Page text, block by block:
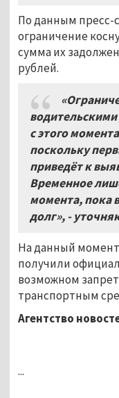
По данным пресс-
ограничение
сумма их
рублей.
с этого
поскольку
приведёт к
Временное
момента, пока
долг», -
На данный момент
получили
возможном
транспортным
Агентство
...